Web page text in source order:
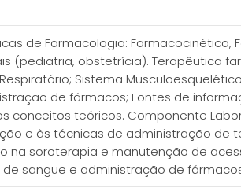
de Farmacologia:
(pediatria, obstetrícia). Terapêutica
Sistema
de fármacos; Fontes de
conceitos teóricos. Componente
e às técnicas de administração de
na soroterapia e manutenção de
sangue e administração de